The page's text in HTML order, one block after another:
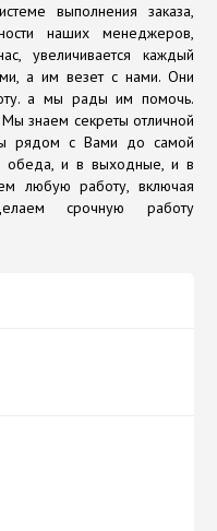
выполнения заказа,
наших менеджеров,
увеличивается каждый
а им везет с нами. Они
а мы рады им помочь.
знаем секреты отличной
рядом с Вами до самой
обеда, и в выходные, и в
любую работу, включая
срочную работу